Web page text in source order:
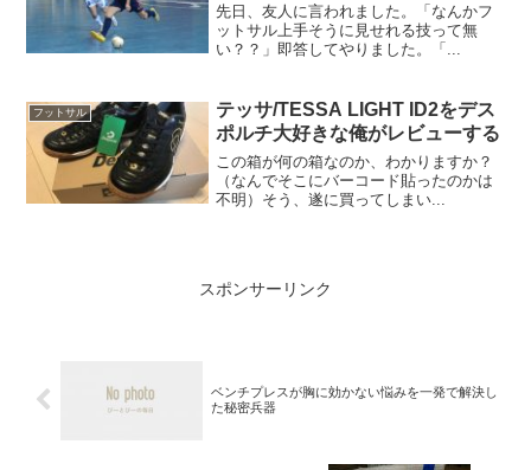
先日、友人に言われました。「なんかフ
ットサル上手そうに見せれる技って無
い？？」即答してやりました。「...
フットサル
テッサ/TESSA LIGHT ID2をデス
ポルチ大好きな俺がレビューする
この箱が何の箱なのか、わかりますか？
（なんでそこにバーコード貼ったのかは
不明）そう、遂に買ってしまい...
スポンサーリンク
ベンチプレスが胸に効かない悩みを一発で解決し
た秘密兵器